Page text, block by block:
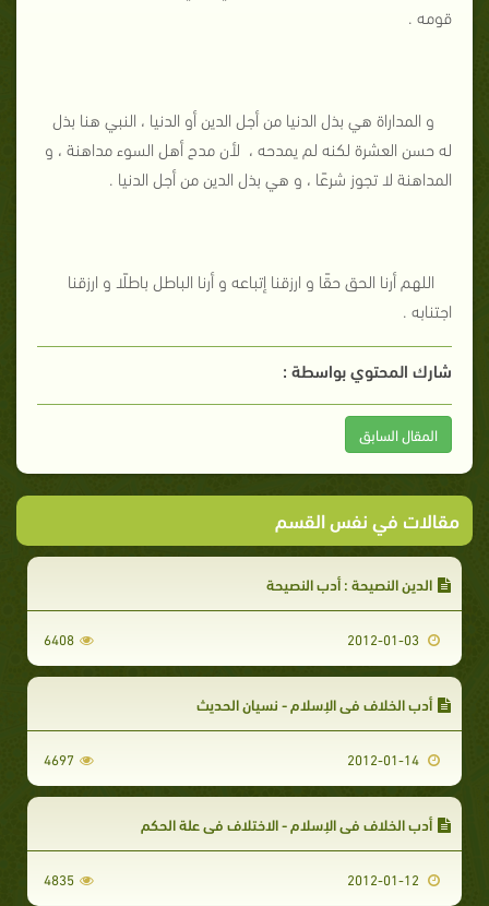
قومه .
و المداراة هي بذل الدنيا من أجل الدين أو الدنيا ، النبي هنا بذل
له حسن العشرة لكنه لم يمدحه ، لأن مدح أهل السوء مداهنة ، و
المداهنة لا تجوز شرعًا ، و هي بذل الدين من أجل الدنيا .
اللهم أرنا الحق حقًا و ارزقنا إتباعه و أرنا الباطل باطلًا و ارزقنا
اجتنابه .
شارك المحتوي بواسطة :
المقال السابق
مقالات في نفس القسم
الدين النصيحة : أدب النصيحة
6408
أدب الخلاف في الإسلام - نسيان الحديث
4697
أدب الخلاف في الإسلام - الاختلاف في علة الحكم
4835